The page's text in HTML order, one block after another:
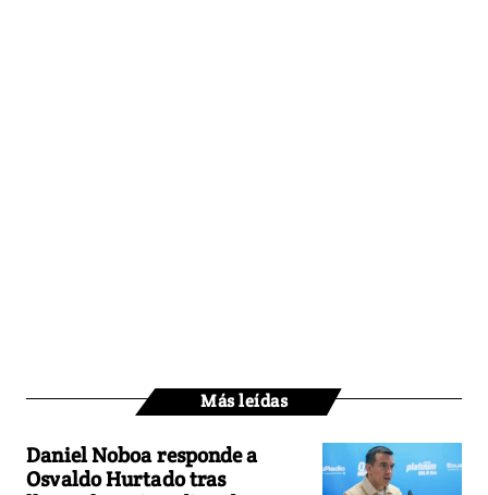
Más leídas
Daniel Noboa responde a
Osvaldo Hurtado tras